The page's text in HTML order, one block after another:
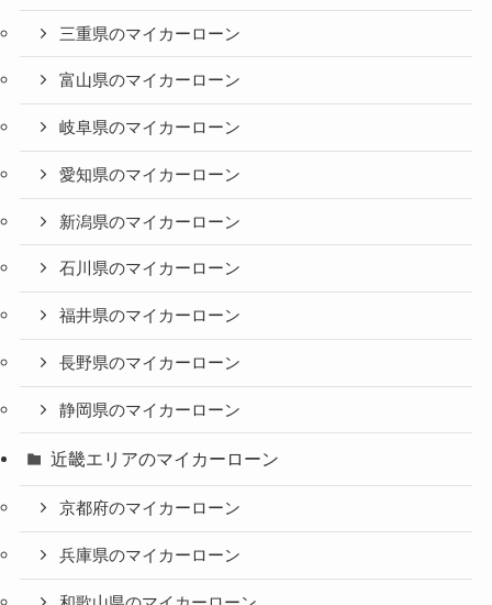
三重県のマイカーローン
富山県のマイカーローン
岐阜県のマイカーローン
愛知県のマイカーローン
新潟県のマイカーローン
石川県のマイカーローン
福井県のマイカーローン
長野県のマイカーローン
静岡県のマイカーローン
近畿エリアのマイカーローン
京都府のマイカーローン
兵庫県のマイカーローン